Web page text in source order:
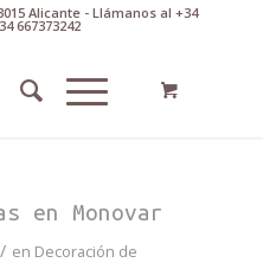
Alicante - Llámanos al +34
667373242
en Monovar
/ en Decoración de